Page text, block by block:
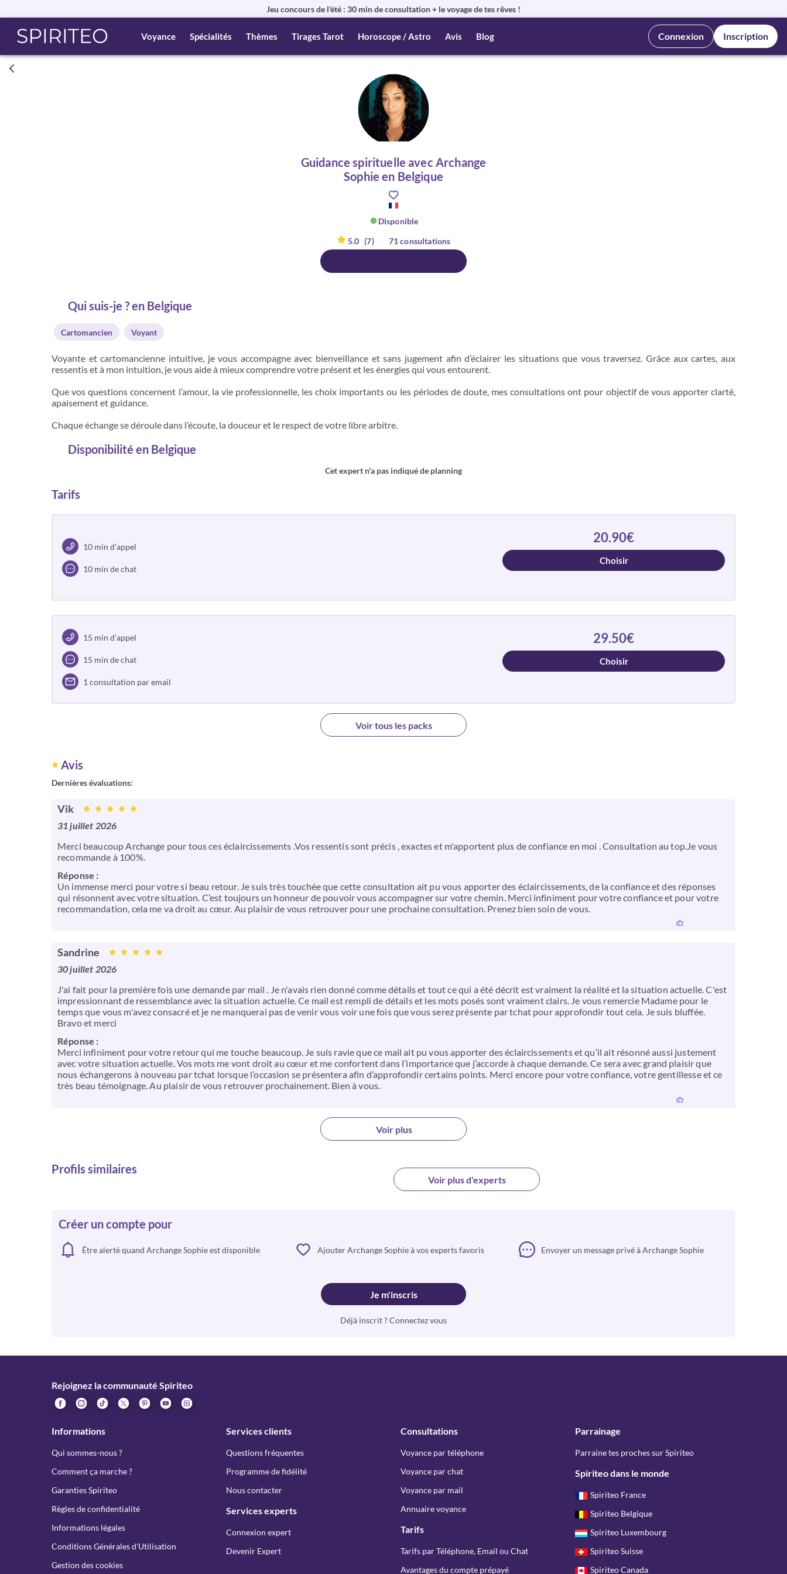
Jeu concours de l'été : 30 min de consultation + le voyage de tes rêves !
Voyance Spécialités Thèmes Tirages Tarot Horoscope / Astro Avis Blog Connexion Inscription
Guidance spirituelle avec Archange
Sophie en Belgique
Disponible
5.0 (7) 71 consultations
Qui suis-je ? en Belgique
Cartomancien Voyant
Voyante et cartomancienne intuitive, je vous accompagne avec bienveillance et sans jugement afin d’éclairer les situations que vous traversez. Grâce aux cartes, aux
ressentis et à mon intuition, je vous aide à mieux comprendre votre présent et les énergies qui vous entourent.
Que vos questions concernent l’amour, la vie professionnelle, les choix importants ou les périodes de doute, mes consultations ont pour objectif de vous apporter clarté,
apaisement et guidance.
Chaque échange se déroule dans l’écoute, la douceur et le respect de votre libre arbitre.
Disponibilité en Belgique
Cet expert n'a pas indiqué de planning
Tarifs
10 min d’appel
10 min de chat
20.90€
Choisir
15 min d’appel
15 min de chat
1 consultation par email
29.50€
Choisir
Voir tous les packs
Avis
Dernières évaluations:
Vik
31 juillet 2026
Merci beaucoup Archange pour tous ces éclaircissements .Vos ressentis sont précis , exactes et m'apportent plus de confiance en moi . Consultation au top.Je vous
recommande à 100%.
Réponse :
Un immense merci pour votre si beau retour. Je suis très touchée que cette consultation ait pu vous apporter des éclaircissements, de la confiance et des réponses
qui résonnent avec votre situation. C’est toujours un honneur de pouvoir vous accompagner sur votre chemin. Merci infiniment pour votre confiance et pour votre
recommandation, cela me va droit au cœur. Au plaisir de vous retrouver pour une prochaine consultation. Prenez bien soin de vous.
Sandrine
30 juillet 2026
J'ai fait pour la première fois une demande par mail . Je n'avais rien donné comme détails et tout ce qui a été décrit est vraiment la réalité et la situation actuelle. C'est
impressionnant de ressemblance avec la situation actuelle. Ce mail est rempli de détails et les mots posés sont vraiment clairs. Je vous remercie Madame pour le
temps que vous m'avez consacré et je ne manquerai pas de venir vous voir une fois que vous serez présente par tchat pour approfondir tout cela. Je suis bluffée.
Bravo et merci
Réponse :
Merci infiniment pour votre retour qui me touche beaucoup. Je suis ravie que ce mail ait pu vous apporter des éclaircissements et qu’il ait résonné aussi justement
avec votre situation actuelle. Vos mots me vont droit au cœur et me confortent dans l’importance que j’accorde à chaque demande. Ce sera avec grand plaisir que
nous échangerons à nouveau par tchat lorsque l’occasion se présentera afin d’approfondir certains points. Merci encore pour votre confiance, votre gentillesse et ce
très beau témoignage. Au plaisir de vous retrouver prochainement. Bien à vous.
Voir plus
Profils similaires
Voir plus d'experts
Créer un compte pour
Être alerté quand Archange Sophie est disponible Ajouter Archange Sophie à vos experts favoris Envoyer un message privé à Archange Sophie
Je m'inscris
Déjà inscrit ? Connectez vous
Rejoignez la communauté Spiriteo
Informations
Qui sommes-nous ?
Comment ça marche ?
Garanties Spiriteo
Règles de confidentialité
Informations légales
Conditions Générales d'Utilisation
Gestion des cookies
Services clients
Questions fréquentes
Programme de fidélité
Nous contacter
Services experts
Connexion expert
Devenir Expert
Consultations
Voyance par téléphone
Voyance par chat
Voyance par mail
Annuaire voyance
Tarifs
Tarifs par Téléphone, Email ou Chat
Avantages du compte prépayé
Parrainage
Parraine tes proches sur Spiriteo
Spiriteo dans le monde
Spiriteo France
Spiriteo Belgique
Spiriteo Luxembourg
Spiriteo Suisse
Spiriteo Canada